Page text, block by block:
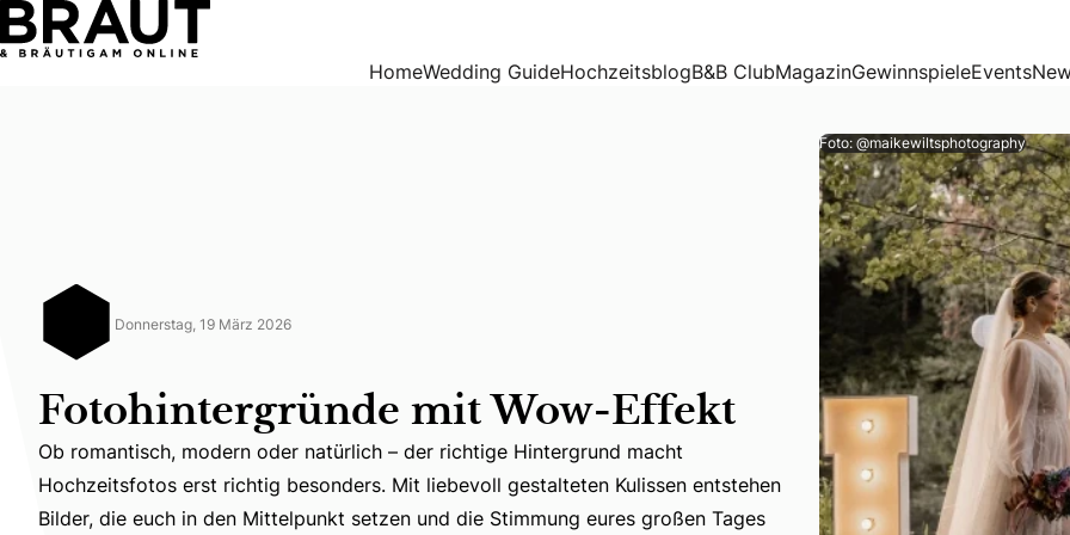
HomeWedding GuideHochzeitsblogB&B ClubMagazinGewinnspieleEvents
Donnerstag, 19 März 2026
Fotohintergründe mit Wow-Effekt
Ob romantisch, modern oder natürlich – der richtige Hintergrund macht Hochzeitsfotos erst richtig besonders.
Ob romantisch, modern oder natürlich – der richtige Hintergrund macht
Hochzeitsfotos erst richtig besonders. Mit liebevoll gestalteten Kulissen entstehen
Bilder, die euch in den Mittelpunkt setzen und die Stimmung eures großen Tages
Foto: @maikewiltsphotography